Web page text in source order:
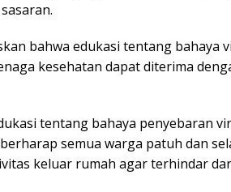
bahwa edukasi tentang bahaya
kesehatan dapat diterima
tentang bahaya penyebaran
semua warga patuh dan
keluar rumah agar terhindar